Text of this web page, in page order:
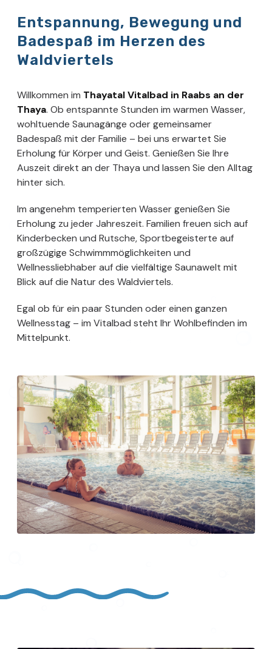
Entspannung, Bewegung und
Badespaß im Herzen des
Waldviertels
Willkommen im Thayatal Vitalbad in Raabs an der
Thaya. Ob entspannte Stunden im warmen Wasser,
wohltuende Saunagänge oder gemeinsamer
Badespaß mit der Familie – bei uns erwartet Sie
Erholung für Körper und Geist. Genießen Sie Ihre
Auszeit direkt an der Thaya und lassen Sie den Alltag
hinter sich.
Im angenehm temperierten Wasser genießen Sie
Erholung zu jeder Jahreszeit. Familien freuen sich auf
Kinderbecken und Rutsche, Sportbegeisterte auf
großzügige Schwimmmöglichkeiten und
Wellnessliebhaber auf die vielfältige Saunawelt mit
Blick auf die Natur des Waldviertels.
Egal ob für ein paar Stunden oder einen ganzen
Wellnesstag – im Vitalbad steht Ihr Wohlbefinden im
Mittelpunkt.